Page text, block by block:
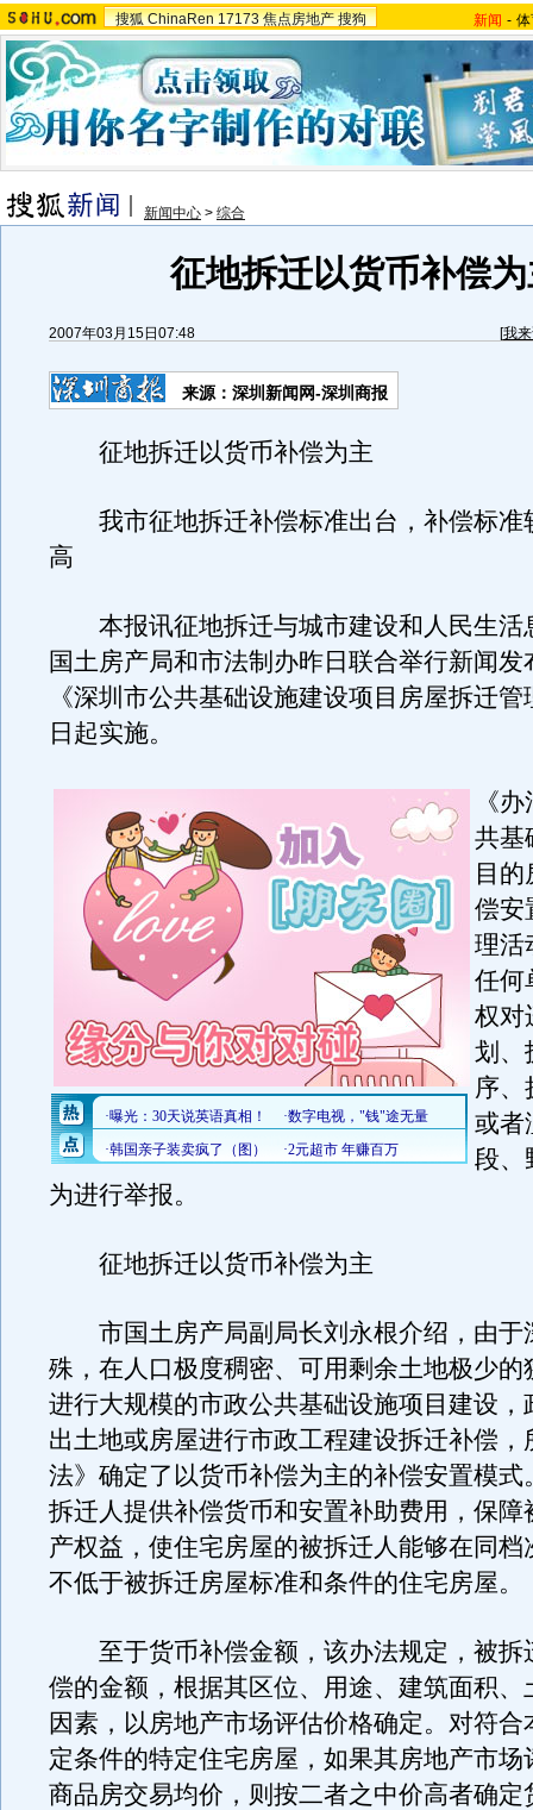
搜狐 ChinaRen 17173 焦点房地产 搜狗 新闻 -
新闻中心 > 综合
征地拆迁以货币补偿
2007年03月15日07:48 [我
来源：深圳新闻网-深圳商报
征地拆迁以货币补偿为主
我市征地拆迁补偿标准出台，补偿标准
高
本报讯征地拆迁与城市建设和人民生活
国土房产局和市法制办昨日联合举行新闻发
《深圳市公共基础设施建设项目房屋拆迁
日起实施。
《
共基
目
偿安
理活
任何
权对
划、
序、
或者
段、
为进行举报。
征地拆迁以货币补偿为主
市国土房产局副局长刘永根介绍，由于
殊，在人口极度稠密、可用剩余土地极少的
进行大规模的市政公共基础设施项目建设，
出土地或房屋进行市政工程建设拆迁补偿，
法》确定了以货币补偿为主的补偿安置模式
拆迁人提供补偿货币和安置补助费用，保障
产权益，使住宅房屋的被拆迁人能够在同档
不低于被拆迁房屋标准和条件的住宅房屋。
至于货币补偿金额，该办法规定，被拆
偿的金额，根据其区位、用途、建筑面积、
因素，以房地产市场评估价格确定。对符合
定条件的特定住宅房屋，如果其房地产市场
商品房交易均价，则按二者之中价高者确定